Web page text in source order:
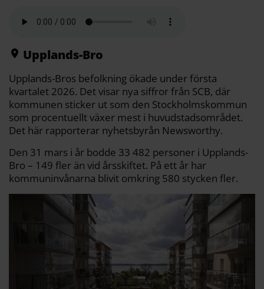
b
k
t
Upplands-Bro
Upplands-Bros befolkning ökade under första
kvartalet 2026. Det visar nya siffror från SCB, där
kommunen sticker ut som den Stockholmskommun
som procentuellt växer mest i huvudstadsområdet.
Det här rapporterar nyhetsbyrån Newsworthy.
Den 31 mars i år bodde 33 482 personer i Upplands-
Bro – 149 fler än vid årsskiftet. På ett år har
kommuninvånarna blivit omkring 580 stycken fler.